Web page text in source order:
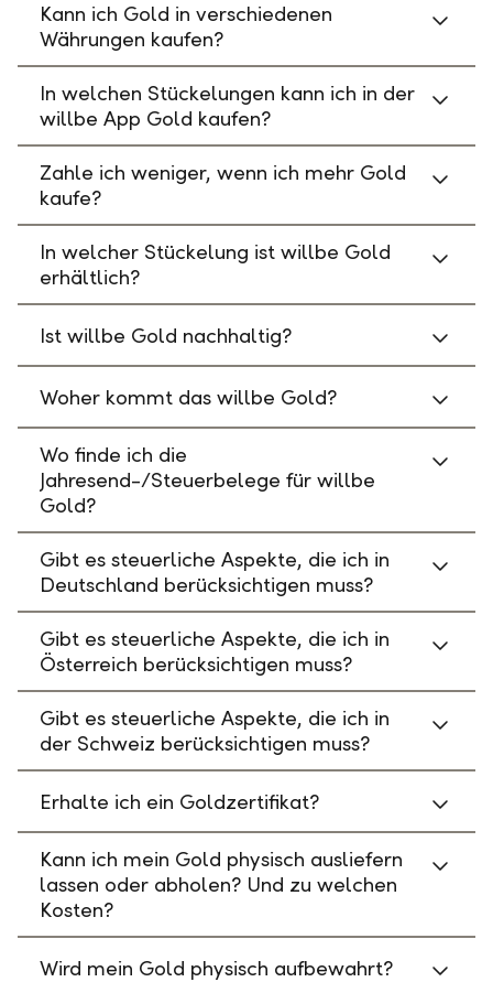
Kann ich Gold in verschiedenen
Währungen kaufen?
In welchen Stückelungen kann ich in der
willbe App Gold kaufen?
Zahle ich weniger, wenn ich mehr Gold
kaufe?
In welcher Stückelung ist willbe Gold
erhältlich?
Ist willbe Gold nachhaltig?
Woher kommt das willbe Gold?
Wo finde ich die
Jahresend-/Steuerbelege für willbe
Gold?
Gibt es steuerliche Aspekte, die ich in
Deutschland berücksichtigen muss?
Gibt es steuerliche Aspekte, die ich in
Österreich berücksichtigen muss?
Gibt es steuerliche Aspekte, die ich in
der Schweiz berücksichtigen muss?
Erhalte ich ein Goldzertifikat?
Kann ich mein Gold physisch ausliefern
lassen oder abholen? Und zu welchen
Kosten?
Wird mein Gold physisch aufbewahrt?